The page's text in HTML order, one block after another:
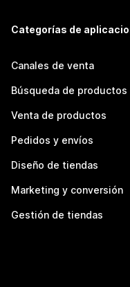
Categorías de
Canales de venta
Búsqueda de productos
Venta de productos
Pedidos y envíos
Diseño de tiendas
Marketing y conversión
Gestión de tiendas